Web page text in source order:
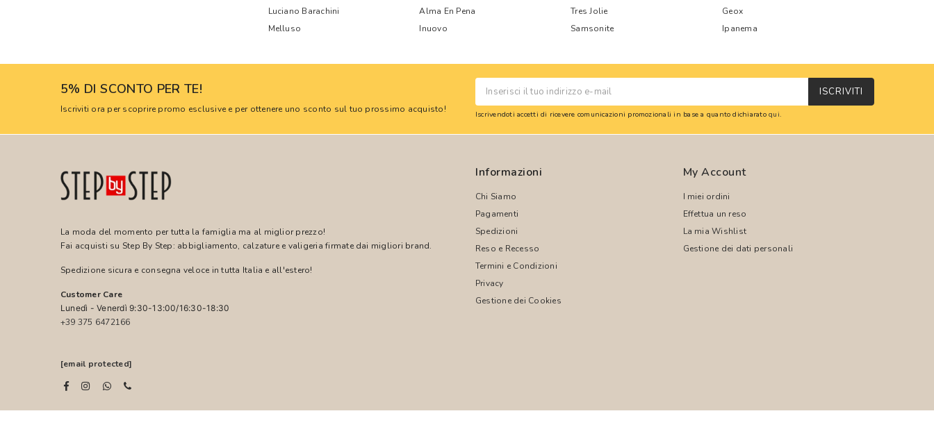
Luciano Barachini
Alma En Pena Tres Jolie
Geox
Melluso
Inuovo Samsonite Ipanema
5% DI SCONTO PER TE!
Iscriviti ora per scoprire promo esclusive e per ottenere uno sconto sul tuo prossimo acquisto!
ISCRIVITI
Iscrivendoti accetti di ricevere comunicazioni promozionali in base a quanto dichiaratoqui.
La moda del momento per tutta la famiglia ma al miglior prezzo!
Fai acquisti su Step By Step: abbigliamento, calzature e valigeria firmate dai migliori brand.
Spedizione sicura e consegna veloce in tutta Italia e all'estero!
Customer Care
Lunedì - Venerdì 9:30-13:00/16:30-18:30
+39 375 6472166
[email protected]
Informazioni
Chi Siamo
Pagamenti
Spedizioni
Reso e Recesso
Termini e Condizioni
Privacy
Gestione dei Cookies
My Account
I miei ordini
Effettua un reso
La mia Wishlist
Gestione dei dati personali